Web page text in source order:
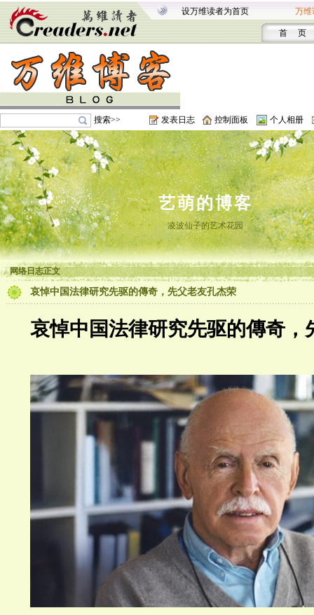
设万维读者为首页 万维
首 页
搜索>> 发表日志 控制面板 个人相册
艺萌的博客
凌波仙子的艺术花园
网络日志正文
哀悼中国法律研究先驱的傳奇，先父老友孔杰荣
哀悼中国法律研究先驱的傳奇，